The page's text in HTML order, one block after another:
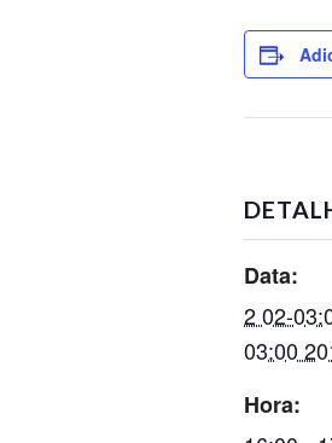
Data:
2 02-
03:00
Hora: